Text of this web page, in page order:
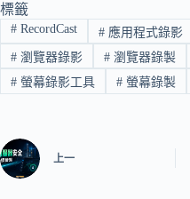
標籤
#RecordCast #應用程式錄影
#瀏覽器錄影 #瀏覽器錄製
#螢幕錄影工具 #螢幕錄製
上一